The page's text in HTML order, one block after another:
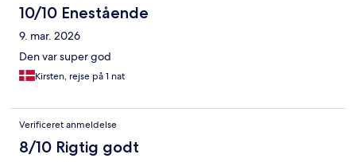
10/10 Enestående
9. mar. 2026
Den var super god
Kirsten, rejse på 1 nat
Verificeret anmeldelse
8/10 Rigtig godt